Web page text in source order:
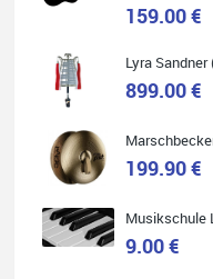
Carsten Spiegel
Ich war auf der Suche
begeistert: ich bin super
wurde alles
abholen musste. Top!
159.00 €
Lyra
899.00 €
199.90 €
9.00 €